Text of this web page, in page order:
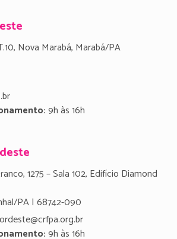
Nova Marabá, Marabá/PA
9h às 16h
1275 – Sala 102, Edifício Diamond
PA | 68742-090
9h às 16h